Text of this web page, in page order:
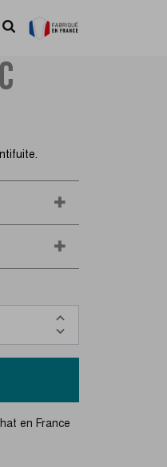
en France